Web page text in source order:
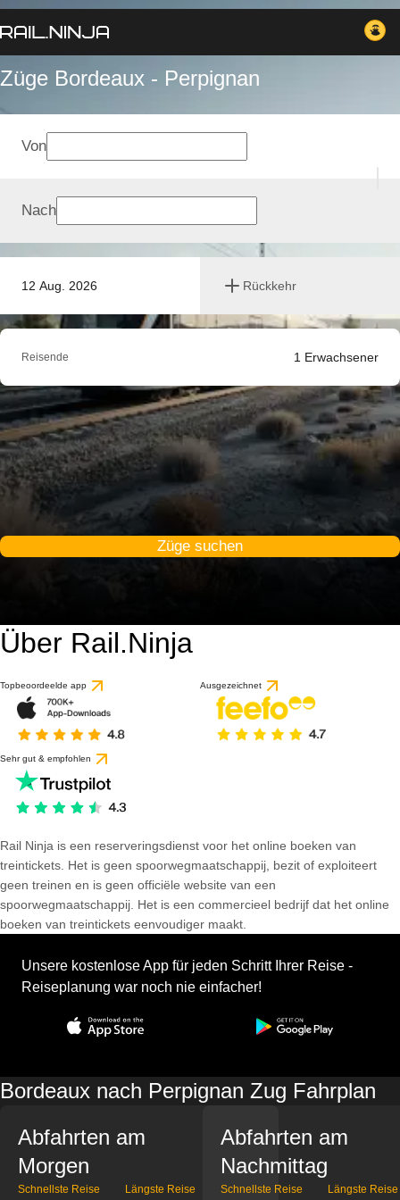
Züge Bordeaux - Perpignan
12 Aug. 2026 Rückkehr
Von
Nach
Reisende 1 Erwachsener
Züge suchen
Über Rail.Ninja
Topbeoordeelde app Ausgezeichnet
Sehr gut & empfohlen
Rail Ninja is een reserveringsdienst voor het online boeken van
treintickets. Het is geen spoorwegmaatschappij, bezit of exploiteert
geen treinen en is geen officiële website van een
spoorwegmaatschappij. Het is een commercieel bedrijf dat het online
boeken van treintickets eenvoudiger maakt.
Unsere kostenlose App für jeden Schritt Ihrer Reise -
Reiseplanung war noch nie einfacher!
Bordeaux nach Perpignan Zug Fahrplan
Abfahrten am
Morgen
Schnellste Reise Längste Reise
Abfahrten am
Nachmittag
Schnellste Reise Längste Reise